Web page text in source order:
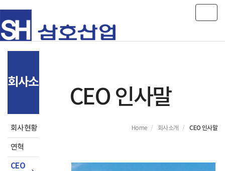
회사소개
회사현황
연혁
CEO
CEO 인사말
Home 회사소개 CEO 인사말